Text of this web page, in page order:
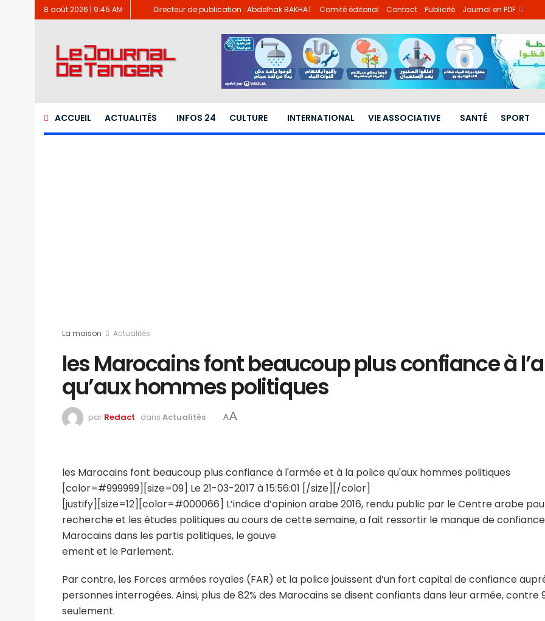
8 août 2026 | 9:45 AM Directeur de publication : Abdelhak BAKHAT Comité éditorial Contact Publicité Journal en PDF
ACCUEIL ACTUALITÉS INFOS 24 CULTURE INTERNATIONAL VIE ASSOCIATIVE SANTÉ SPORT
La maison Actualités
les Marocains font beaucoup plus confiance à
qu’aux hommes politiques
par Redact dans Actualités AA
les Marocains font beaucoup plus confiance à l'armée et à la police qu'aux hommes politiques
[color=#999999][size=09] Le 21-03-2017 à 15:56:01 [/size][/color]
[justify][size=12][color=#000066] L’indice d’opinion arabe 2016, rendu public par le Centre arabe
recherche et les études politiques au cours de cette semaine, a fait ressortir le manque de
Marocains dans les partis politiques, le gouve
ement et le Parlement.
Par contre, les Forces armées royales (FAR) et la police jouissent d’un fort capital de confiance
personnes interrogées. Ainsi, plus de 82% des Marocains se disent confiants dans leur armée, contre
seulement.